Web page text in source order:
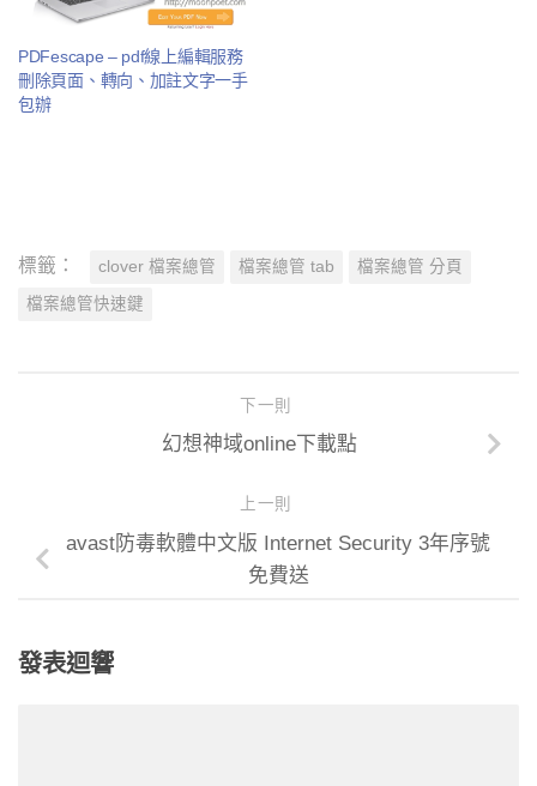
PDFescape – pdf線上編輯服務
刪除頁面、轉向、加註文字一手
包辦
標籤： clover 檔案總管 檔案總管 tab 檔案總管 分頁
檔案總管快速鍵
下一則
幻想神域online下載點
上一則
avast防毒軟體中文版 Internet Security 3年序號
免費送
發表迴響